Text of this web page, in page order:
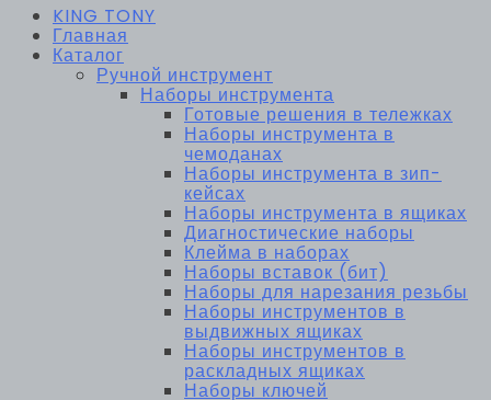
KING TONY
Главная
Каталог
Ручной инструмент
Наборы инструмента
Готовые решения в тележках
Наборы инструмента в
чемоданах
Наборы инструмента в зип-
кейсах
Наборы инструмента в ящиках
Диагностические наборы
Клейма в наборах
Наборы вставок (бит)
Наборы для нарезания резьбы
Наборы инструментов в
выдвижных ящиках
Наборы инструментов в
раскладных ящиках
Наборы ключей